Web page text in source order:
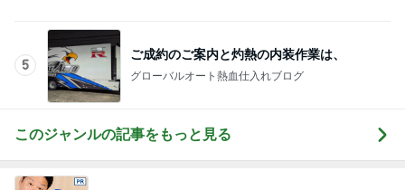
5
ご成約のご案内と灼熱の内装作業は、
グローバルオート熱血仕入れブログ
このジャンルの記事をもっと見る